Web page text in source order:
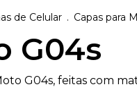
de Celular . Capas para
G04s
G04s, feitas com